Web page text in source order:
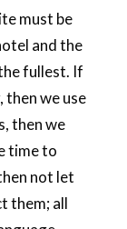
must be
and the
fullest. If
then we use
then we
time to
not let
them; all